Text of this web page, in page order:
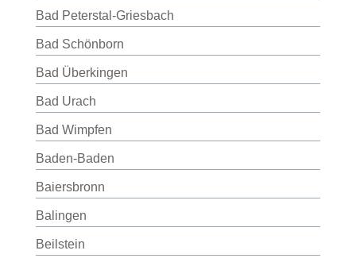
Bad Peterstal-Griesbach
Bad Schönborn
Bad Überkingen
Bad Urach
Bad Wimpfen
Baden-Baden
Baiersbronn
Balingen
Beilstein